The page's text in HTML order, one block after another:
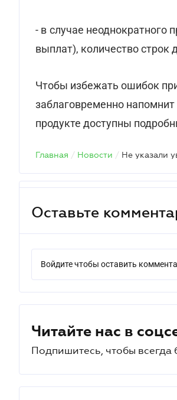
- в случае неоднократного
выплат), количество строк
Чтобы избежать ошибок
заблаговременно напомнит
продукте доступны
Главная / Новости / Не указали
Оставьте
Войдите чтобы оставить
Читайте нас в
Подпишитесь, чтобы всегда